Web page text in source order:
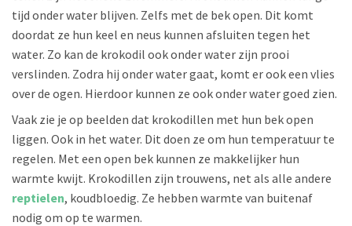
tijd onder water blijven. Zelfs met de bek open. Dit komt
doordat ze hun keel en neus kunnen afsluiten tegen het
water. Zo kan de krokodil ook onder water zijn prooi
verslinden. Zodra hij onder water gaat, komt er ook een vlies
over de ogen. Hierdoor kunnen ze ook onder water goed zien.
Vaak zie je op beelden dat krokodillen met hun bek open
liggen. Ook in het water. Dit doen ze om hun temperatuur te
regelen. Met een open bek kunnen ze makkelijker hun
warmte kwijt. Krokodillen zijn trouwens, net als alle andere
reptielen, koudbloedig. Ze hebben warmte van buitenaf
nodig om op te warmen.